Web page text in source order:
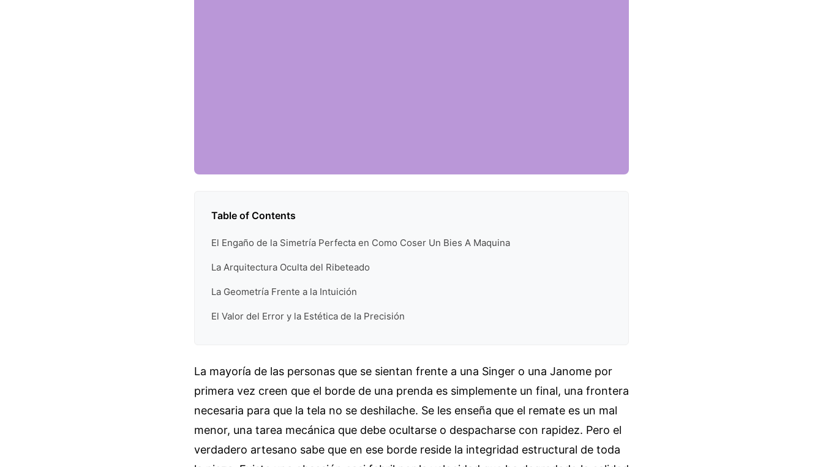
Table of Contents
El Engaño de la Simetría Perfecta en Como Coser Un Bies A Maquina
La Arquitectura Oculta del Ribeteado
La Geometría Frente a la Intuición
El Valor del Error y la Estética de la Precisión
La mayoría de las personas que se sientan frente a una Singer o una Janome por
primera vez creen que el borde de una prenda es simplemente un final, una frontera
necesaria para que la tela no se deshilache. Se les enseña que el remate es un mal
menor, una tarea mecánica que debe ocultarse o despacharse con rapidez. Pero el
verdadero artesano sabe que en ese borde reside la integridad estructural de toda